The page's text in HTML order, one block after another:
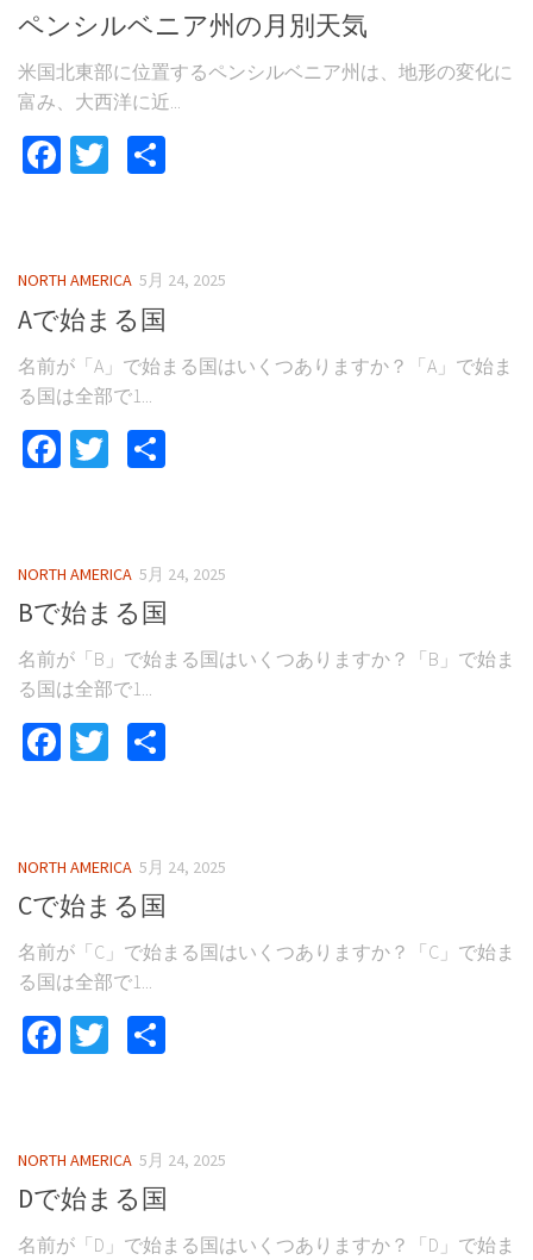
ペンシルベニア州の月別天気
米国北東部に位置するペンシルベニア州は、地形の変化に
富み、大西洋に近...
Facebook
Twitter
NORTH AMERICA 5月 24, 2025
Aで始まる国
名前が「A」で始まる国はいくつありますか？「A」で始ま
る国は全部で1...
Facebook
Twitter
NORTH AMERICA 5月 24, 2025
Bで始まる国
名前が「B」で始まる国はいくつありますか？「B」で始ま
る国は全部で1...
Facebook
Twitter
NORTH AMERICA 5月 24, 2025
Cで始まる国
名前が「C」で始まる国はいくつありますか？「C」で始ま
る国は全部で1...
Facebook
Twitter
NORTH AMERICA 5月 24, 2025
Dで始まる国
名前が「D」で始まる国はいくつありますか？「D」で始ま